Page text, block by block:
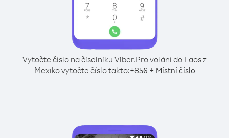
Vytočte číslo na číselníku Viber.Pro volání do Laos z
Mexiko vytočte číslo takto:+856 + Místní číslo